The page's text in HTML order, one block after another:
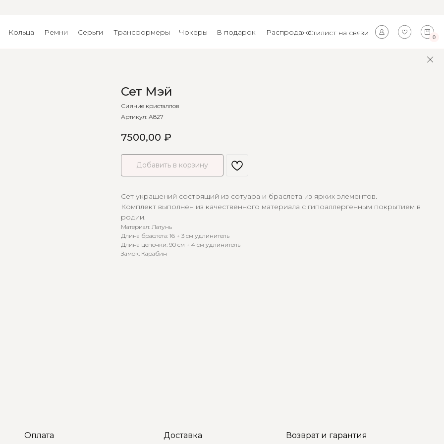
0
Стилист на связи
Кольца Серьги В подарок
Ремни Чокеры Распродажа
Трансформеры
Сет Мэй
Сияние кристаллов
Артикул: А827
7500,00 ₽
Добавить в корзину
Сет украшений состоящий из сотуара и браслета из ярких элементов.
Комплект выполнен из качественного материала с гипоаллергенным покрытием в
родии.
Материал: Латунь
Длина браслета: 16 + 3 см удлинитель
Длина цепочки: 90 см + 4 см удлинитель
Замок: Карабин
Оплата Доставка Возврат и гарантия